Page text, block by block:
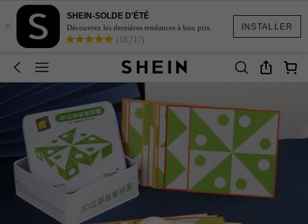
INSTALLER
×
SHEIN-SOLDE D'ÉTÉ
Découvrez les dernières tendances à bon prix.
(18,717)